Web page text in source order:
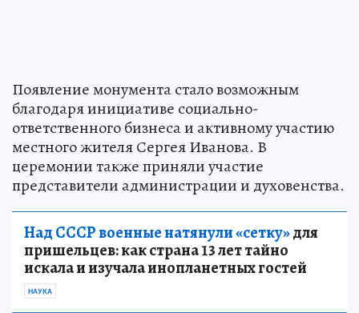
Появление монумента стало возможным
благодаря инициативе социально-
ответственного бизнеса и активному участию
местного жителя Сергея Иванова. В
церемонии также приняли участие
представители администрации и духовенства.
Над СССР военные натянули «сетку»для
пришельцев: как страна 13 лет тайно
искала и изучала инопланетных гостей
НАУКА